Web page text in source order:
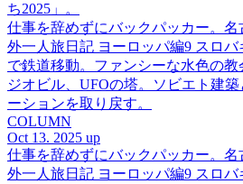
ち2025」。
仕事を辞めずにバックパッカー。
外一人旅日記 ヨーロッパ編9 スロ
で鉄道移動。ファンシーな水色の
ジオビル、UFOの塔。ソビエト建
ーションを取り戻す。
COLUMN
Oct 13. 2025 up
仕事を辞めずにバックパッカー。
外一人旅日記 ヨーロッパ編9 スロ